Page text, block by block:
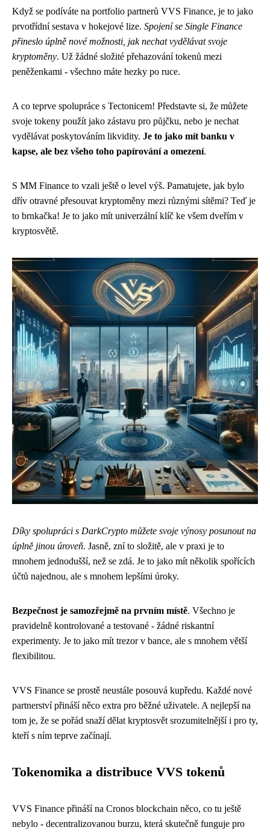
Když se podíváte na portfolio partnerů VVS Finance, je to jako
prvotřídní sestava v hokejové lize. Spojení se Single Finance
přineslo úplně nové možnosti, jak nechat vydělávat svoje
kryptoměny. Už žádné složité přehazování tokenů mezi
peněženkami - všechno máte hezky po ruce.
A co teprve spolupráce s Tectonicem! Představte si, že můžete
svoje tokeny použít jako zástavu pro půjčku, nebo je nechat
vydělávat poskytováním likvidity. Je to jako mít banku v
kapse, ale bez všeho toho papírování a omezení.
S MM Finance to vzali ještě o level výš. Pamatujete, jak bylo
dřív otravné přesouvat kryptoměny mezi různými sítěmi? Teď je
to brnkačka! Je to jako mít univerzální klíč ke všem dveřím v
kryptosvětě.
Díky spolupráci s DarkCrypto můžete svoje výnosy posunout na
úplně jinou úroveň. Jasně, zní to složitě, ale v praxi je to
mnohem jednodušší, než se zdá. Je to jako mít několik spořících
účtů najednou, ale s mnohem lepšími úroky.
Bezpečnost je samozřejmě na prvním místě. Všechno je
pravidelně kontrolované a testované - žádné riskantní
experimenty. Je to jako mít trezor v bance, ale s mnohem větší
flexibilitou.
VVS Finance se prostě neustále posouvá kupředu. Každé nové
partnerství přináší něco extra pro běžné uživatele. A nejlepší na
tom je, že se pořád snaží dělat kryptosvět srozumitelnější i pro ty,
kteří s ním teprve začínají.
Tokenomika a distribuce VVS tokenů
VVS Finance přináší na Cronos blockchain něco, co tu ještě
nebylo - decentralizovanou burzu, která skutečně funguje pro